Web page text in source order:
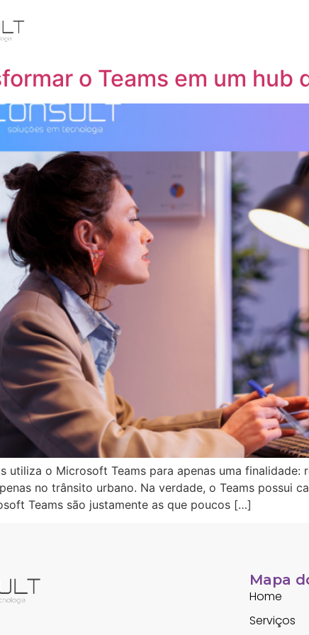
abril de 2026
o Teams em um hub
utiliza o Microsoft Teams para apenas uma
no trânsito urbano. Na verdade, o Teams possui
Teams são justamente as que poucos […]
Mapa
Home
Serviços